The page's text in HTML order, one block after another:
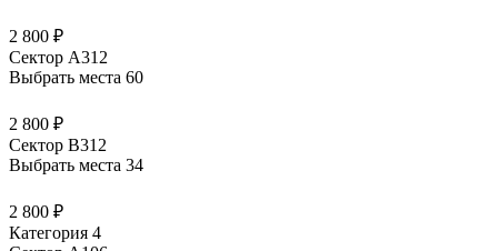
2 800 ₽
Сектор А312
Выбрать места 60
2 800 ₽
Сектор В312
Выбрать места 34
2 800 ₽
Категория 4